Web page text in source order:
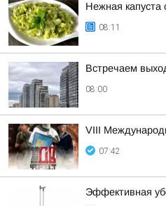
Нежная капуста
08:11
Встречаем
08:00
VIII
07:42
Эффективная